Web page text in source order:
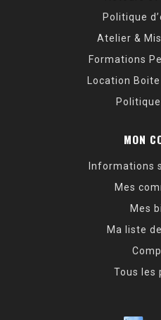
Politique
Atelier &
Formations
Location
MON
Informations
Mes
Mes
Ma liste
Tous les